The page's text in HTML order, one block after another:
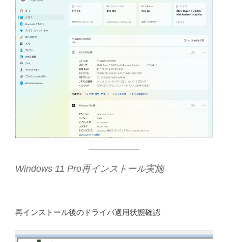
Windows 11 Pro再インストール実施
再インストール後のドライバ適用状態確認